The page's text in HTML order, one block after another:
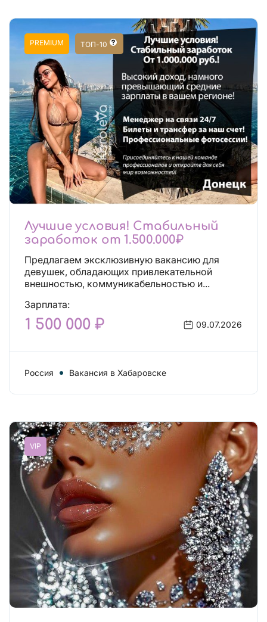
PREMIUM ТОП-10
Лучшие условия! Стабильный
заработок от 1.500.000₽
Предлагаем эксклюзивную вакансию для
девушек, обладающих привлекательной
внешностью, коммуникабельностью и...
Зарплата:
1 500 000 ₽ 09.07.2026
Россия Вакансия в Хабаровске
VIP